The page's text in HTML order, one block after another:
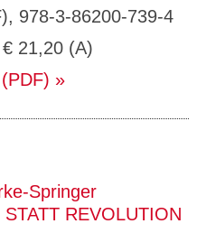
978-3-86200-739-4
€ 21,20 (A)
Springer
REVOLUTION